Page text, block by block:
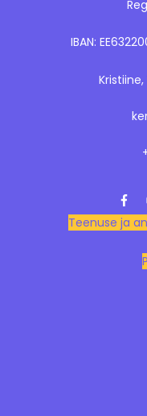
IBAN:
Kristiine,
Teenuse ja